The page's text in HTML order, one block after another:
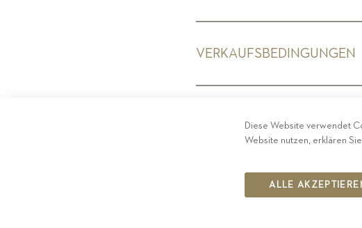
VERKAUFSBEDINGUNGEN
Diese Website verwendet
Website nutzen, erklären
ALLE